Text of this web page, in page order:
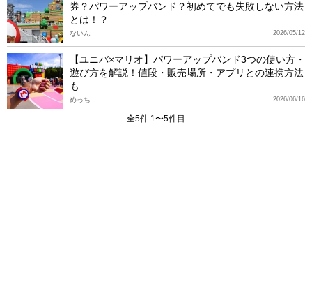
券？パワーアップバンド？初めてでも失敗しない方法
とは！？
2026/05/12
ないん
【ユニバ×マリオ】パワーアップバンド3つの使い方・
遊び方を解説！値段・販売場所・アプリとの連携方法
も
2026/06/16
めっち
全5件 1〜5件目